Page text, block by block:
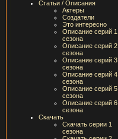
Статьи / Описания
Актеры
Создатели
Это интересно
Описание серий 1
сезона
Описание серий 2
сезона
Описание серий 3
сезона
Описание серий 4
сезона
Описание серий 5
сезона
Описание серий 6
сезона
Скачать
Скачать серии 1
сезона